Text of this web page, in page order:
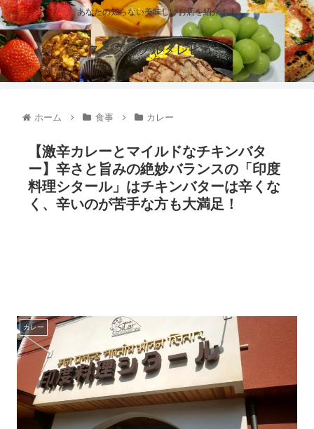
あなたの知らない美味しいお店を紹介！！
スミスのグルメレビュー
ホーム 食事 カレー
【激辛カレーとマイルドなチキンバタ
ー】辛さと旨みの絶妙バランスの「印度
料理シタール」はチキンバターは辛くな
く、辛いのが苦手な方も大満足！
カレー